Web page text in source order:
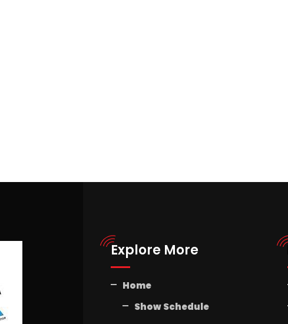
Explore More
Home
Show Schedule